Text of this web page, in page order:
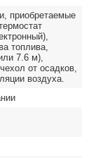
приобретаемые
топлива,
7.6 м),
от осадков,
воздуха.